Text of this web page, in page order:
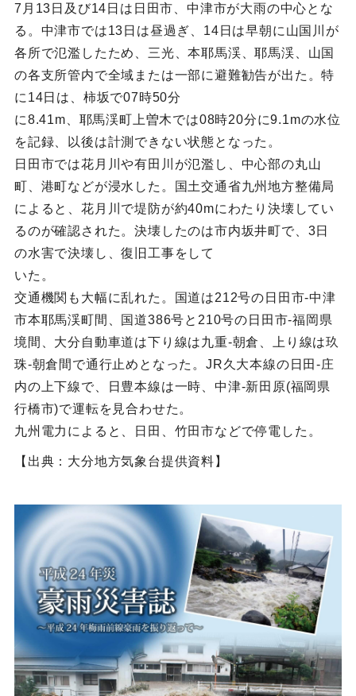
7月13日及び14日は日田市、中津市が大雨の中心とな
る。中津市では13日は昼過ぎ、14日は早朝に山国川が
各所で氾濫したため、三光、本耶馬渓、耶馬渓、山国
の各支所管内で全域または一部に避難勧告が出た。特
に14日は、柿坂で07時50分
に8.41m、耶馬渓町上曽木では08時20分に9.1mの水位
を記録、以後は計測できない状態となった。
日田市では花月川や有田川が氾濫し、中心部の丸山
町、港町などが浸水した。国土交通省九州地方整備局
によると、花月川で堤防が約40mにわたり決壊してい
るのが確認された。決壊したのは市内坂井町で、3日
の水害で決壊し、復旧工事をして
いた。
交通機関も大幅に乱れた。国道は212号の日田市-中津
市本耶馬渓町間、国道386号と210号の日田市-福岡県
境間、大分自動車道は下り線は九重-朝倉、上り線は玖
珠-朝倉間で通行止めとなった。JR久大本線の日田-庄
内の上下線で、日豊本線は一時、中津-新田原(福岡県
行橋市)で運転を見合わせた。
九州電力によると、日田、竹田市などで停電した。
【出典：大分地方気象台提供資料】